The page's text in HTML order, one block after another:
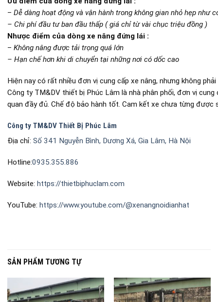
– Dễ dàng hoạt động và vận hành trong không gian nhỏ hẹp như
– Chi phí đầu tư ban đầu thấp ( giá chỉ từ vài chục triệu đồng )
Nhược điểm của dòng xe nâng đứng lái :
– Không nâng được tải trọng quá lớn
– Hạn chế hơn khi di chuyển tại những nơi có dốc cao
Hiện nay có rất nhiều đơn vị cung cấp xe nâng, nhưng không
Công ty TM&DV thiết bị Phúc Lâm là nhà phân phối, đơn vị
quan đầy đủ. Chế độ bảo hành tốt. Cam kết xe chưa từng được
Công ty TM&DV Thiết Bị Phúc Lâm
Địa chỉ: Số 341 Nguyễn Bình, Dương Xá, Gia Lâm, Hà Nội
Hotline:0935.355.886
Website: https://thietbiphuclam.com
YouTube: https://www.youtube.com/@xenangnoidianhat
SẢN PHẨM TƯƠNG TỰ